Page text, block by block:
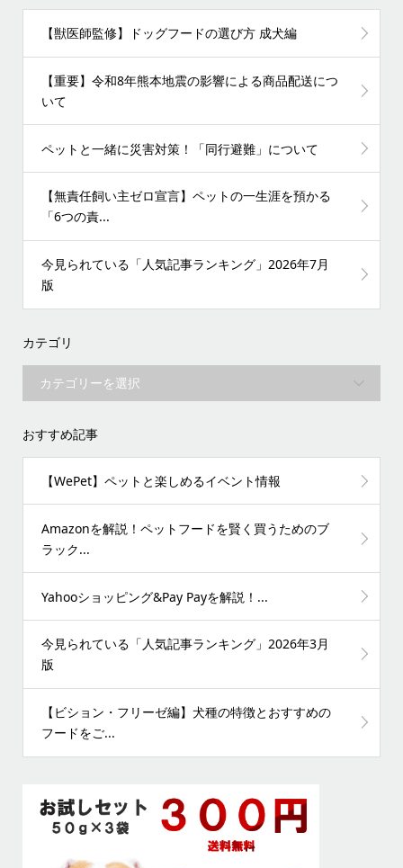
【獣医師監修】ドッグフードの選び方 成犬編
【重要】令和8年熊本地震の影響による商品配送につ
いて
ペットと一緒に災害対策！「同行避難」について
【無責任飼い主ゼロ宣言】ペットの一生涯を預かる
「6つの責...
今見られている「人気記事ランキング」2026年7月
版
カテゴリ
おすすめ記事
【WePet】ペットと楽しめるイベント情報
Amazonを解説！ペットフードを賢く買うためのブ
ラック...
Yahooショッピング&Pay Payを解説！...
今見られている「人気記事ランキング」2026年3月
版
【ビション・フリーゼ編】犬種の特徴とおすすめの
フードをご...